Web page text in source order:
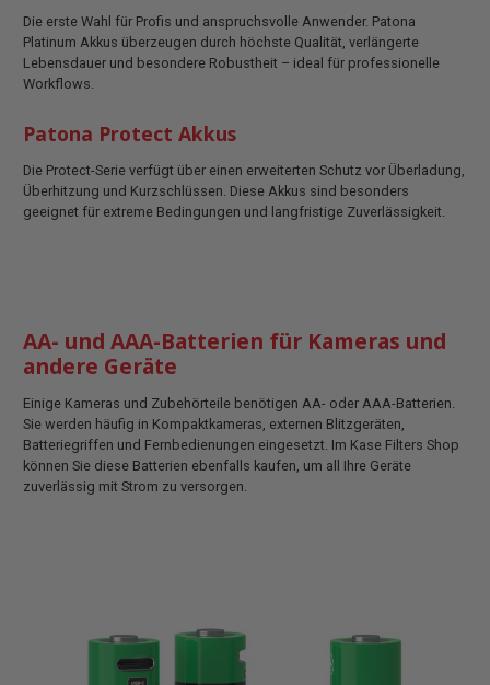
Die erste Wahl für Profis und anspruchsvolle Anwender. Patona
Platinum Akkus überzeugen durch höchste Qualität, verlängerte
Lebensdauer und besondere Robustheit – ideal für professionelle
Workflows.
Patona Protect Akkus
Die Protect-Serie verfügt über einen erweiterten Schutz vor Überladung,
Überhitzung und Kurzschlüssen. Diese Akkus sind besonders
geeignet für extreme Bedingungen und langfristige Zuverlässigkeit.
AA- und AAA-Batterien für Kameras und
andere Geräte
Einige Kameras und Zubehörteile benötigen AA- oder AAA-Batterien.
Sie werden häufig in Kompaktkameras, externen Blitzgeräten,
Batteriegriffen und Fernbedienungen eingesetzt. Im Kase Filters Shop
können Sie diese Batterien ebenfalls kaufen, um all Ihre Geräte
zuverlässig mit Strom zu versorgen.